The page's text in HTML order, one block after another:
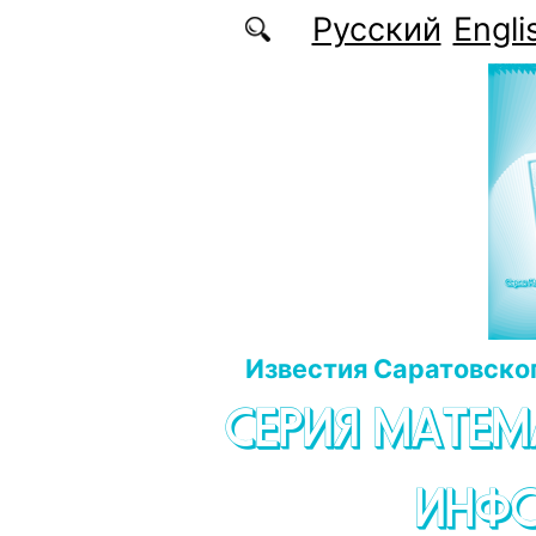
Перейти к основному содержаниюРусский
Известия
СЕРИЯ